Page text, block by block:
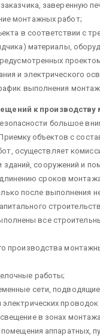
заверенную
монтажных работ;
в соответствии с
материалы,
и электрического
выполнения
к производству
большое
объектов с
осуществляет
сооружений и
сроков
после выполнения
все
производства
работы;
сети,
проводок
в зонах
аппаратных,